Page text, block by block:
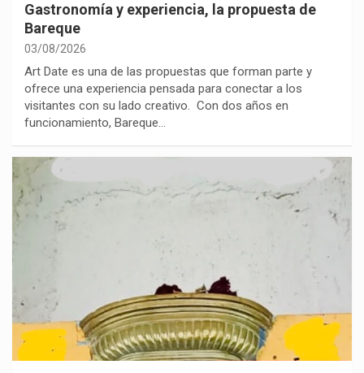
Gastronomía y experiencia, la propuesta de
Bareque
03/08/2026
Art Date es una de las propuestas que forman parte y
ofrece una experiencia pensada para conectar a los
visitantes con su lado creativo. Con dos años en
funcionamiento, Bareque…